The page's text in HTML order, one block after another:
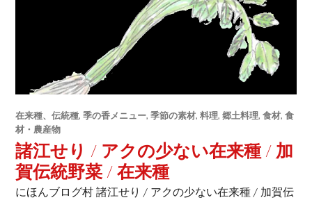
在来種、伝統種,季の香メニュー,季節の素材,料理,郷土料理,食材,食
材・農産物
諸江せり / アクの少ない在来種 / 加
賀伝統野菜 / 在来種
にほんブログ村 諸江せり / アクの少ない在来種 / 加賀伝